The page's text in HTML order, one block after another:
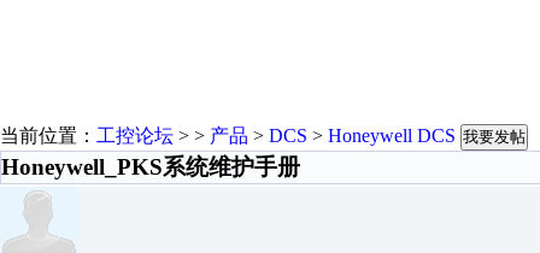
当前位置： 工控论坛 > > 产品 > DCS > Honeywell DCS 我要发帖
Honeywell_PKS系统维护手册